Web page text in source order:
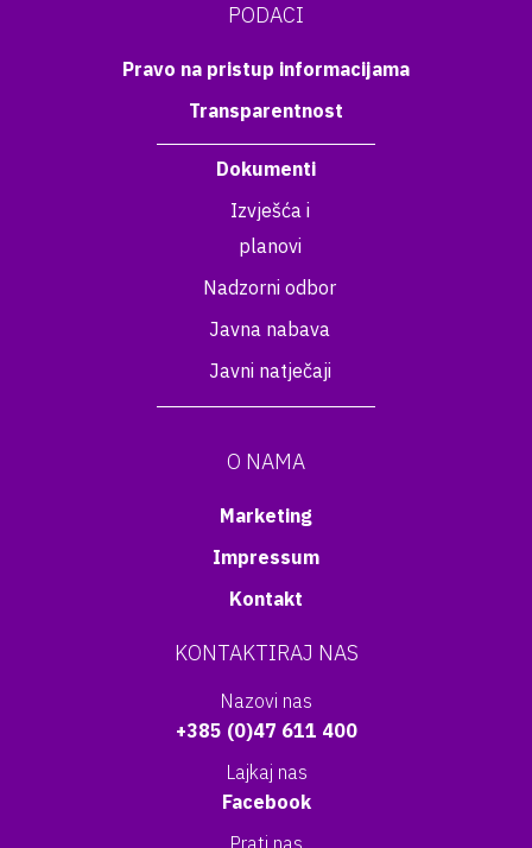
PODACI
Pravo na pristup informacijama
Transparentnost
Dokumenti
Izvješća i
planovi
Nadzorni odbor
Javna nabava
Javni natječaji
O NAMA
Marketing
Impressum
Kontakt
KONTAKTIRAJ NAS
Nazovi nas
+385 (0)47 611 400
Lajkaj nas
Facebook
Prati nas